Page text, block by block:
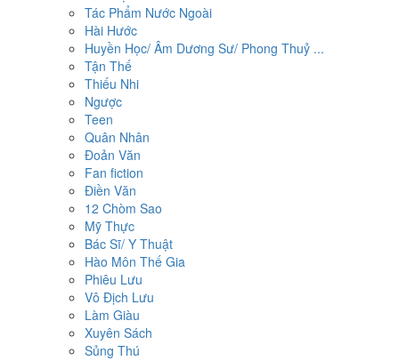
Tác Phẩm Nước Ngoài
Hài Hước
Huyền Học/ Âm Dương Sư/ Phong Thuỷ ...
Tận Thế
Thiếu Nhi
Ngược
Teen
Quân Nhân
Đoản Văn
Fan fiction
Điền Văn
12 Chòm Sao
Mỹ Thực
Bác Sĩ/ Y Thuật
Hào Môn Thế Gia
Phiêu Lưu
Vô Địch Lưu
Làm Giàu
Xuyên Sách
Sủng Thú